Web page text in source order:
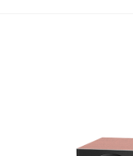
KOMPONENTE